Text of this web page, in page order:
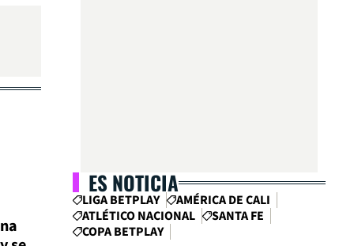
ES NOTICIA
LIGA BETPLAY
AMÉRICA DE CALI
ATLÉTICO NACIONAL
SANTA FE
COPA BETPLAY